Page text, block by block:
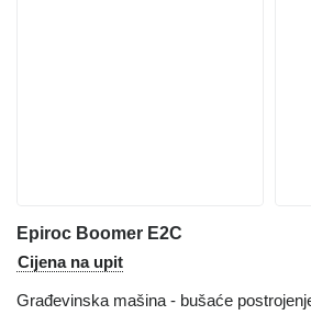
Epiroc Boomer E2C
Cijena na upit
Građevinska mašina - bušaće